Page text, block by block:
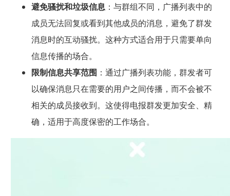
避免骚扰和垃圾信息：与群组不同，广播列表中的
成员无法回复或看到其他成员的消息，避免了群发
消息时的互动骚扰。这种方式适合用于只需要单向
信息传播的场合。
限制信息共享范围 ：通过广播列表功能，群发者可
以确保消息只在需要的用户之间传播，而不会被不
相关的成员接收到。这使得电报群发更加安全、精
确，适用于高度保密的工作场合。